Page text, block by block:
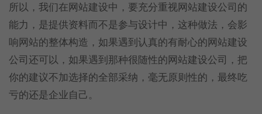
所以，我们在网站建设中，要充分重视网站建设公司的
能力，是提供资料而不是参与设计中，这种做法，会影
响网站的整体构造，如果遇到认真的有耐心的网站建设
公司还可以，如果遇到那种很随性的网站建设公司，把
你的建议不加选择的全部采纳，毫无原则性的，最终吃
亏的还是企业自己。